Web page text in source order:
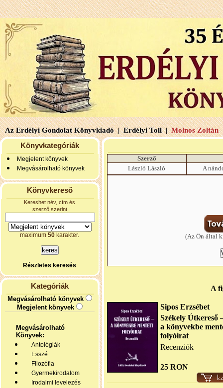
Az Erdélyi Gondolat Könyvkiadó | Erdélyi Toll | Molnos Zoltán
Könyvkategóriák
Megjelent könyvek
Megvásárolható könyvek
Könyvkereső
Kereshet név, cím és
szerző szerint
maximum50 karakter.
Részletes keresés
Kategóriák
Megvásárolható könyvek
Megjelent könyvek
Megvásárolható
Könyvek:
Antológiák
Esszé
Filozófia
Gyermekirodalom
Irodalmi levelezés
Szerző
László László
A
(Az Ön által
A
Sipos Erzsébet
Székely Útkereső
a könyvekbe
folyóirat
Recenziók
25 RON